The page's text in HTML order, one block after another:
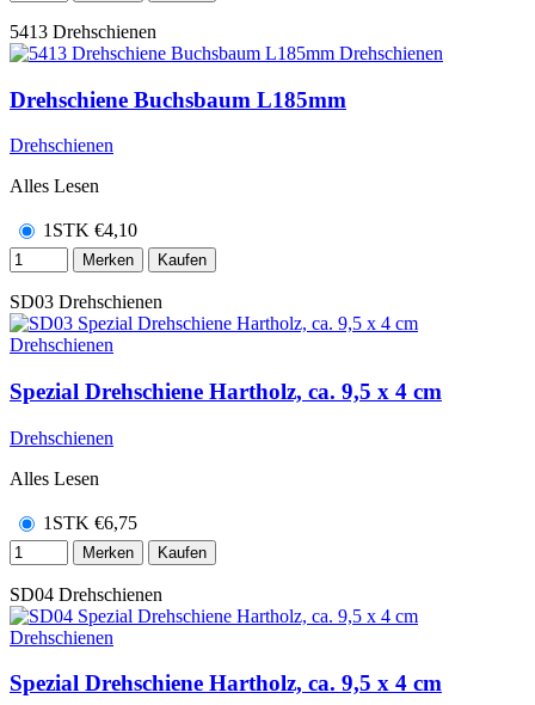
5413 Drehschienen
Drehschiene Buchsbaum L185mm
Drehschienen
Alles Lesen
1STK €4,10
Merken Kaufen
SD03 Drehschienen
Spezial Drehschiene Hartholz, ca. 9,5 x 4 cm
Drehschienen
Alles Lesen
1STK €6,75
Merken Kaufen
SD04 Drehschienen
Spezial Drehschiene Hartholz, ca. 9,5 x 4 cm